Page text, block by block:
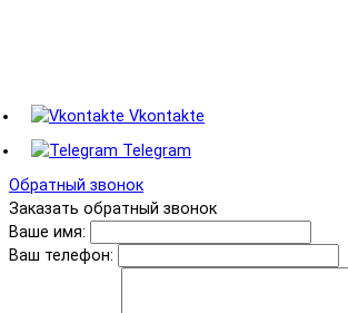
Vkontakte
Telegram
Обратный звонок
Заказать обратный звонок
Ваше имя:
Ваш телефон: